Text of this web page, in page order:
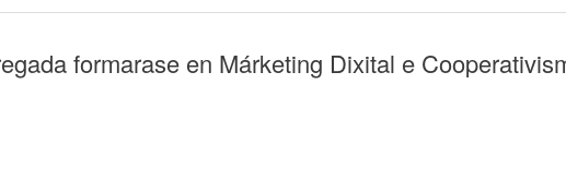
formarase en Márketing Dixital e